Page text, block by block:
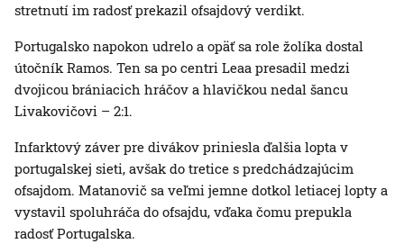
stretnutí im radosť prekazil ofsajdový verdikt.
Portugalsko napokon udrelo a opäť sa role žolíka dostal
útočník Ramos. Ten sa po centri Leaa presadil medzi
dvojicou brániacich hráčov a hlavičkou nedal šancu
Livakovičovi – 2:1.
Infarktový záver pre divákov priniesla ďalšia lopta v
portugalskej sieti, avšak do tretice s predchádzajúcim
ofsajdom. Matanovič sa veľmi jemne dotkol letiacej lopty a
vystavil spoluhráča do ofsajdu, vďaka čomu prepukla
radosť Portugalska.